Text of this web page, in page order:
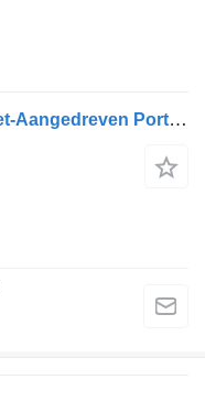
Zadnji most ZF Type AVN 132 Niet-Aangedreven Portaalas Voor Stadsbussen za avtobus